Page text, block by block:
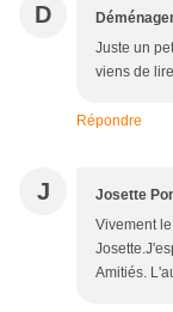
D
Juste un
viens de
Répondre
J Josette
Vivement
Amitiés.